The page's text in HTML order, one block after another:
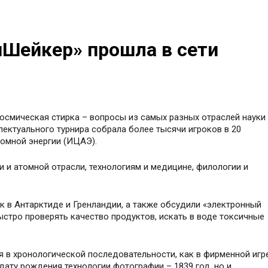
прошла в сети
стирка – вопросы из самых разных отраслей науки
турнира собрала более тысячи игроков в 20
энергии (ИЦАЭ).
атомной отрасли, технологиям и медицине, филологии и
в Антарктиде и Гренландии, а также обсудили «электронный
проверять качество продуктов, искать в воде токсичные
хронологической последовательности, как в фирменной